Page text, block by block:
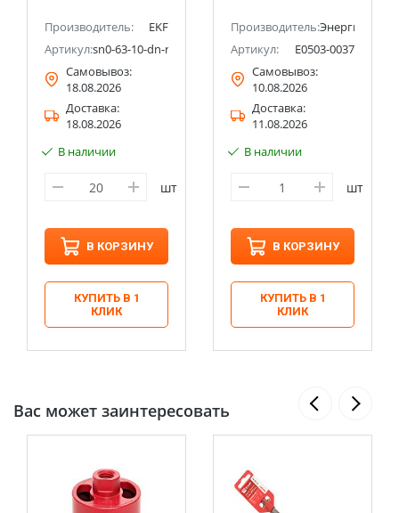
Производитель:
EKF
Артикул:sn0-63-10-dn-r
Самовывоз:
18.08.2026
Доставка:
18.08.2026
В наличии
шт
В КОРЗИНУ
КУПИТЬ В 1
КЛИК
Производитель:Энергия
Артикул:
Е0503-0037
Самовывоз:
10.08.2026
Доставка:
11.08.2026
В наличии
шт
В КОРЗИНУ
КУПИТЬ В 1
КЛИК
Вас может заинтересовать